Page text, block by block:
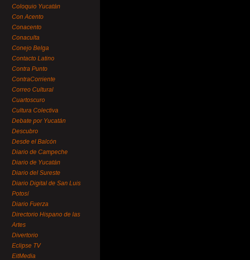
Coloquio Yucatán
Con Acento
Conacento
Conaculta
Conejo Belga
Contacto Latino
Contra Punto
ContraCorriente
Correo Cultural
Cuartoscuro
Cultura Colectiva
Debate por Yucatán
Descubro
Desde el Balcón
Diario de Campeche
Diario de Yucatán
Diario del Sureste
Diario Digital de San Luis
Potosí
Diario Fuerza
Directorio Hispano de las
Artes
Divertorio
Eclipse TV
EitMedia